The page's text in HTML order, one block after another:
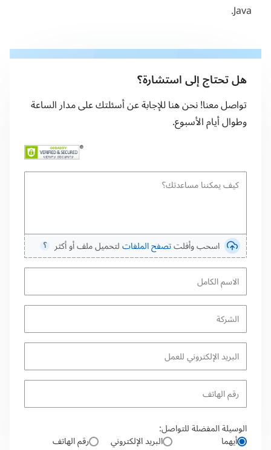
Java.
هل تحتاج إلى استشارة؟
تواصل معنا! نحن هنا للإجابة عن أسئلتك على مدار الساعة
وطوال أيام الأسبوع.
اسحب وأفلتتصفح الملفاتلتحميل ملف أو أكثر ⸮
الوسيلة المفضلة للتواصل:
أيهما البريد الإلكتروني رقم الهاتف